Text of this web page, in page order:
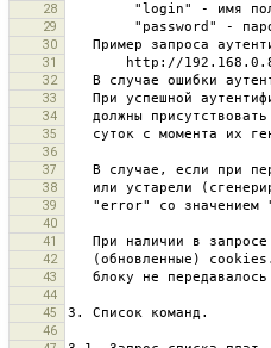
28
29
30
31
32
33
34
35
36
37
38
39
40
41
42
43
44
45
46